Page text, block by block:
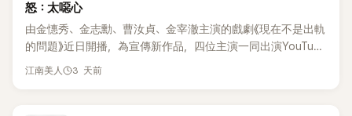
受網友喜愛，再度迎來事業第二春。
怒：太噁心
由金憓秀、金志勳、曹汝貞、金宰澈主演的戲劇《現在不是出軌
的問題》近日開播，為宣傳新作品，四位主演一同出演YouTube
節目，不料訪談中的一段發言卻意外掀起爭議。不少網友認
江南美人 3 天前